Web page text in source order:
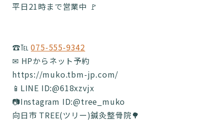
平日21時まで営業中 🚩
☎️℡075-555-9342
✉ HPからネット予約
https://muko.tbm-jp.com/
📱LINE ID:@618xzvjx
📷Instagram ID:@tree_muko
向日市 TREE(ツリー)鍼灸整骨院🌳